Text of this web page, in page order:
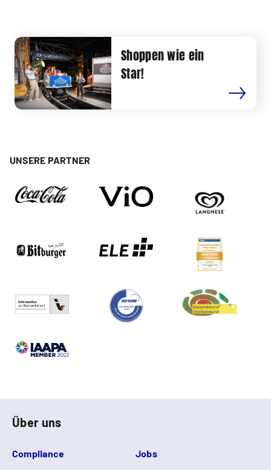
Shoppen wie ein
Star!
UNSERE PARTNER
Über uns
Compliance Jobs